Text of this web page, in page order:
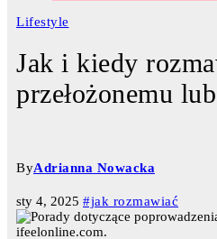
Lifestyle
Jak i kiedy
przełożonemu
ByAdrianna Nowacka
sty 4, 2025 #jak rozmawiać